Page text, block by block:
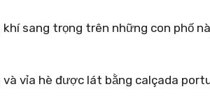
khí sang trọng trên những con phố
vỉa hè được lát bằng calçada